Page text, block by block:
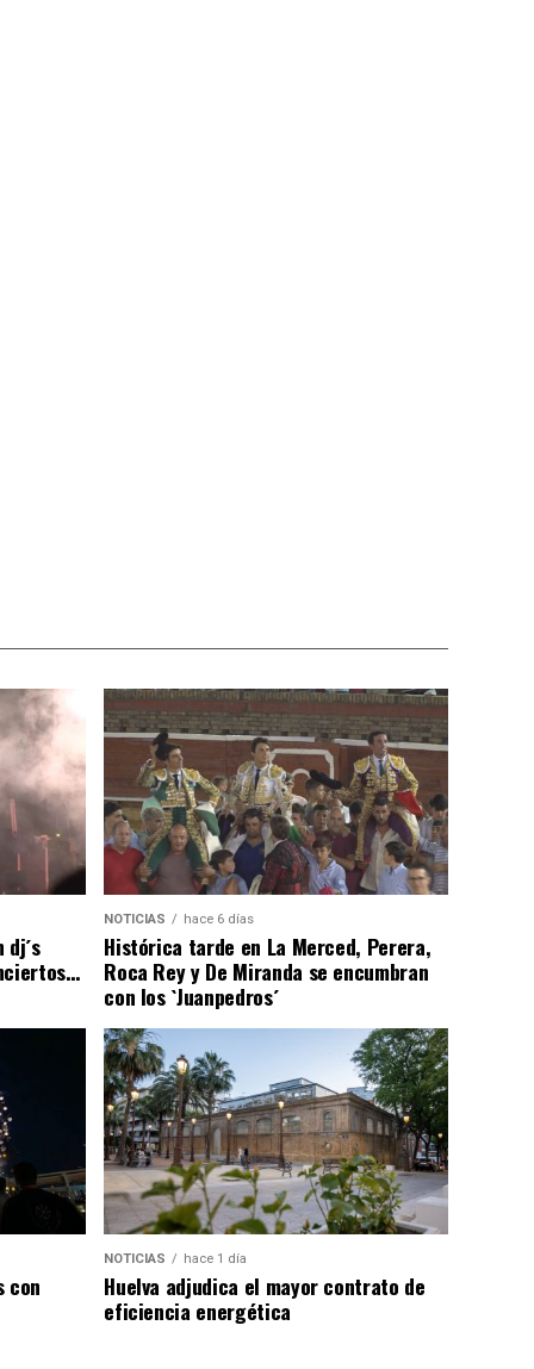
NOTICIAS hace 6 días
Histórica tarde en La Merced, Perera,
Roca Rey y De Miranda se encumbran
con los `Juanpedros´
con
NOTICIAS hace 1 día
Huelva adjudica el mayor contrato de
eficiencia energética